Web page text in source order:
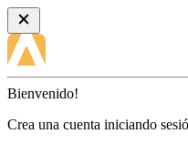
Bienvenido!
Crea una cuenta iniciando